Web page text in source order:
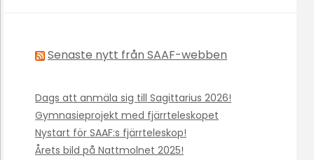
Senaste nytt från SAAF-webben
Dags att anmäla sig till Sagittarius 2026!
Gymnasieprojekt med fjärrteleskopet
Nystart för SAAF:s fjärrteleskop!
Årets bild på Nattmolnet 2025!